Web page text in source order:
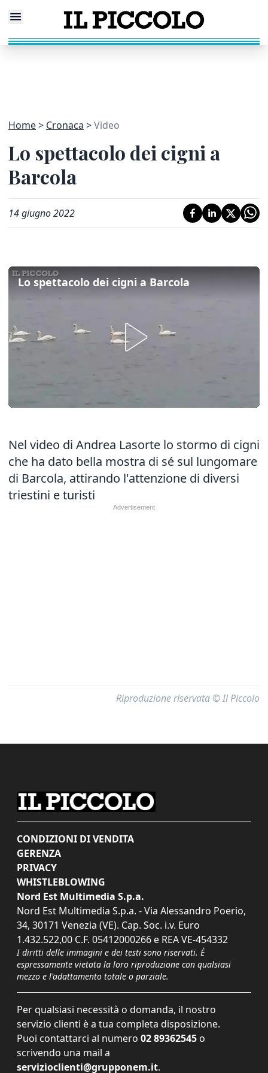
Home Cronaca Video
Lo spettacolo dei cigni a
Barcola
14 giugno 2022
Lo spettacolo dei cigni a Barcola
Nel video di Andrea Lasorte lo stormo di cigni
che ha dato bella mostra di sé sul lungomare
di Barcola, attirando l'attenzione di diversi
triestini e turisti
Riproduzione riservata © Il Piccolo
CONDIZIONI DI VENDITA
GERENZA
PRIVACY
WHISTLEBLOWING
Nord Est Multimedia S.p.a.
Nord Est Multimedia S.p.a. - Via Alessandro Poerio,
34, 30171 Venezia (VE). Cap. Soc. i.v. Euro
1.432.522,00 C.F. 05412000266 e REA VE-454332
I diritti delle immagini e dei testi sono riservati. È
espressamente vietata la loro riproduzione con qualsiasi
mezzo e l'adattamento totale o parziale.
Per qualsiasi necessità o domanda, il nostro
servizio clienti è a tua completa disposizione.
Puoi contattarci al numero 02 89362545 o
scrivendo una mail a
servizioclienti@grupponem.it.